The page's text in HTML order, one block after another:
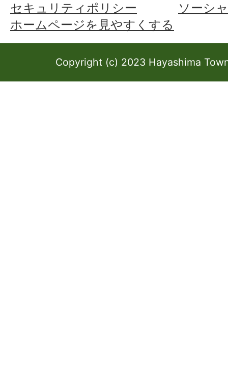
セキュリティポリシー
ソーシ
ホームページを見やすくする
Copyright (c) 2023 Hayashima